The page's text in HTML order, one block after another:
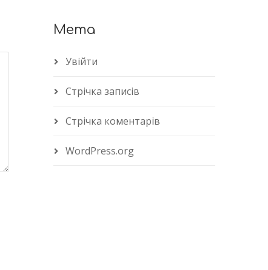
Мета
Увійти
Стрічка записів
Стрічка коментарів
WordPress.org